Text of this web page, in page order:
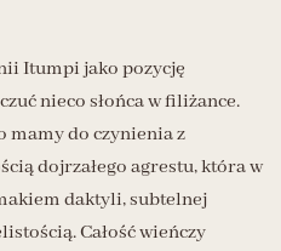
Itumpi jako pozycję
nieco słońca w filiżance.
mamy do czynienia z
dojrzałego agrestu, która w
daktyli, subtelnej
Całość wieńczy